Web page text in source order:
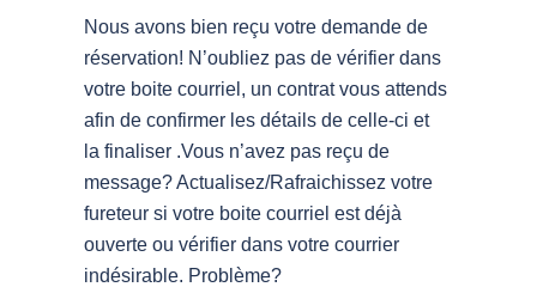
Nous avons bien reçu votre demande de
réservation! N’oubliez pas de vérifier dans
votre boite courriel, un contrat vous attends
afin de confirmer les détails de celle-ci et
la finaliser .Vous n’avez pas reçu de
message? Actualisez/Rafraichissez votre
fureteur si votre boite courriel est déjà
ouverte ou vérifier dans votre courrier
indésirable. Problème?